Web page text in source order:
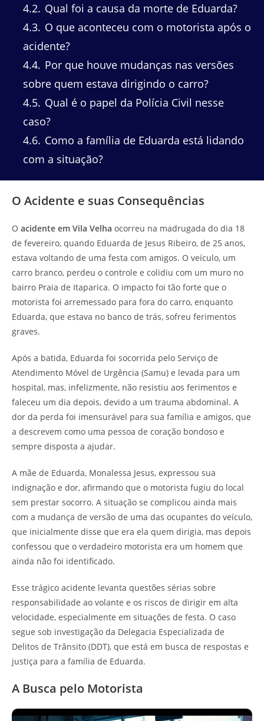
4.2 Qual foi a causa da morte de Eduarda?
4.3 O que aconteceu com o motorista após o
acidente?
4.4 Por que houve mudanças nas versões
sobre quem estava dirigindo o carro?
4.5 Qual é o papel da Polícia Civil nesse
caso?
4.6 Como a família de Eduarda está lidando
com a situação?
O Acidente e suas Consequências
O acidente em Vila Velha ocorreu na madrugada do dia 18
de fevereiro, quando Eduarda de Jesus Ribeiro, de 25 anos,
estava voltando de uma festa com amigos. O veículo, um
carro branco, perdeu o controle e colidiu com um muro no
bairro Praia de Itaparica. O impacto foi tão forte que o
motorista foi arremessado para fora do carro, enquanto
Eduarda, que estava no banco de trás, sofreu ferimentos
graves.
Após a batida, Eduarda foi socorrida pelo Serviço de
Atendimento Móvel de Urgência (Samu) e levada para um
hospital, mas, infelizmente, não resistiu aos ferimentos e
faleceu um dia depois, devido a um trauma abdominal. A
dor da perda foi imensurável para sua família e amigos, que
a descrevem como uma pessoa de coração bondoso e
sempre disposta a ajudar.
A mãe de Eduarda, Monalessa Jesus, expressou sua
indignação e dor, afirmando que o motorista fugiu do local
sem prestar socorro. A situação se complicou ainda mais
com a mudança de versão de uma das ocupantes do veículo,
que inicialmente disse que era ela quem dirigia, mas depois
confessou que o verdadeiro motorista era um homem que
ainda não foi identificado.
Esse trágico acidente levanta questões sérias sobre
responsabilidade ao volante e os riscos de dirigir em alta
velocidade, especialmente em situações de festa. O caso
segue sob investigação da Delegacia Especializada de
Delitos de Trânsito (DDT), que está em busca de respostas e
justiça para a família de Eduarda.
A Busca pelo Motorista